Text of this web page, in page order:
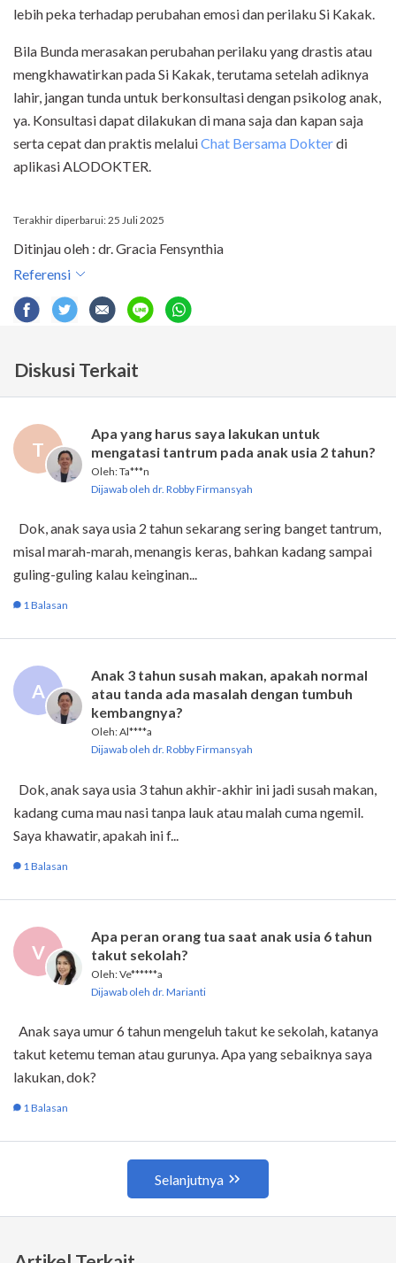
lebih peka terhadap perubahan emosi dan perilaku Si Kakak.
Bila Bunda merasakan perubahan perilaku yang drastis atau
mengkhawatirkan pada Si Kakak, terutama setelah adiknya
lahir, jangan tunda untuk berkonsultasi dengan psikolog anak,
ya. Konsultasi dapat dilakukan di mana saja dan kapan saja
serta cepat dan praktis melaluiChat Bersama Dokterdi
aplikasi ALODOKTER.
Terakhir diperbarui: 25 Juli 2025